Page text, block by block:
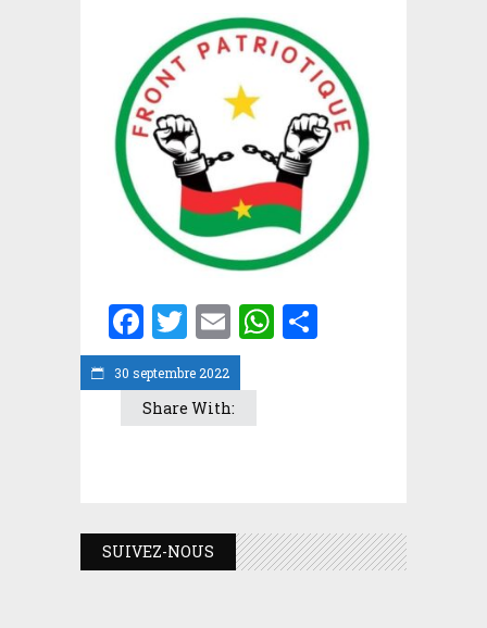
30 septembre 2022
Facebook
Twitter
EmailWhatsApp
Share With:
SUIVEZ-NOUS